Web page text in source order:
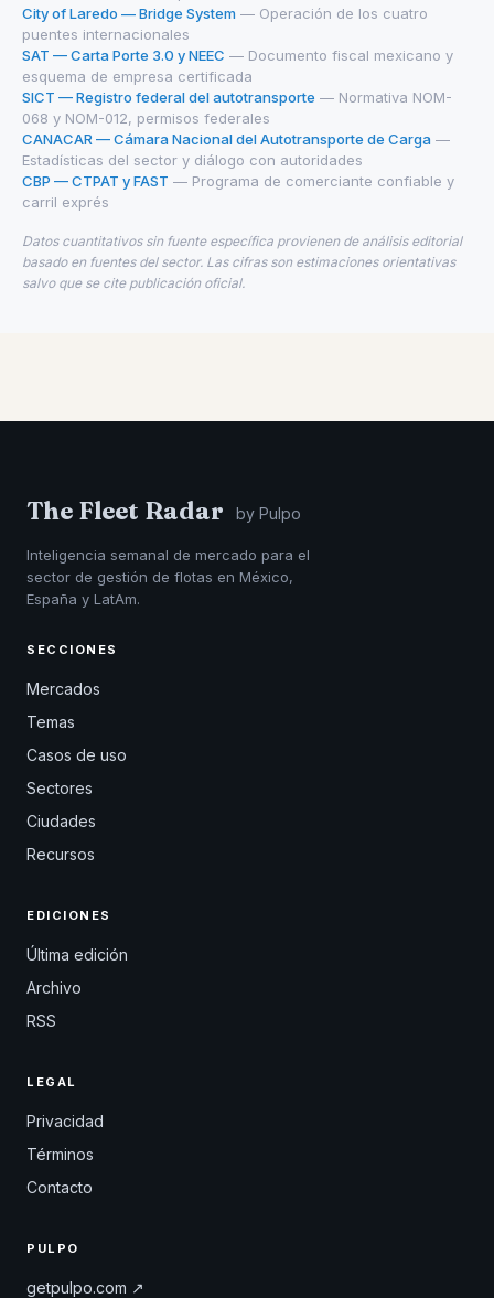
City of Laredo — Bridge System — Operación de los cuatro
puentes internacionales
SAT — Carta Porte 3.0 y NEEC — Documento fiscal mexicano y
esquema de empresa certificada
SICT — Registro federal del autotransporte — Normativa NOM-
068 y NOM-012, permisos federales
CANACAR — Cámara Nacional del Autotransporte de Carga —
Estadísticas del sector y diálogo con autoridades
CBP — CTPAT y FAST — Programa de comerciante confiable y
carril exprés
Datos cuantitativos sin fuente específica provienen de análisis editorial
basado en fuentes del sector. Las cifras son estimaciones orientativas
salvo que se cite publicación oficial.
The Fleet Radar by Pulpo
Inteligencia semanal de mercado para el
sector de gestión de flotas en México,
España y LatAm.
SECCIONES
Mercados
Temas
Casos de uso
Sectores
Ciudades
Recursos
EDICIONES
Última edición
Archivo
RSS
LEGAL
Privacidad
Términos
Contacto
PULPO
getpulpo.com ↗